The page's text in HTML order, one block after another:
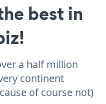
best in
a half million
continent
of course not)